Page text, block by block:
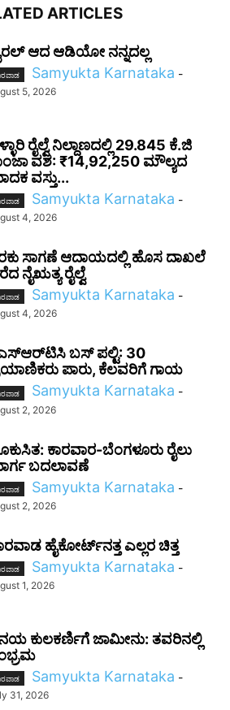
ARTICLES
ಆದ ಆಡಿಯೋ ನನ್ನದಲ್ಲ
Samyukta Karnataka -
5, 2026
ರೈಲ್ವೆ ನಿಲ್ದಾಣದಲ್ಲಿ 29.845 ಕೆ.ಜಿ
ವಶ: ₹14,92,250 ಮೌಲ್ಯದ
ವಸ್ತು...
Samyukta Karnataka -
4, 2026
ಸಾಗಣೆ ಆದಾಯದಲ್ಲಿ ಹೊಸ ದಾಖಲೆ
ನೈಋತ್ಯ ರೈಲ್ವೆ
Samyukta Karnataka -
4, 2026
ಬಸ್ ಪಲ್ಟಿ: 30
ಪಾರು, ಕೆಲವರಿಗೆ ಗಾಯ
Samyukta Karnataka -
2, 2026
ಕಾರವಾರ-ಬೆಂಗಳೂರು ರೈಲು
ಬದಲಾವಣೆ
Samyukta Karnataka -
2, 2026
ಹೈಕೋರ್ಟ್‌ನತ್ತ ಎಲ್ಲರ ಚಿತ್ತ
Samyukta Karnataka -
1, 2026
ಕುಲಕರ್ಣಿಗೆ ಜಾಮೀನು: ತವರಿನಲ್ಲಿ
Samyukta Karnataka -
31, 2026